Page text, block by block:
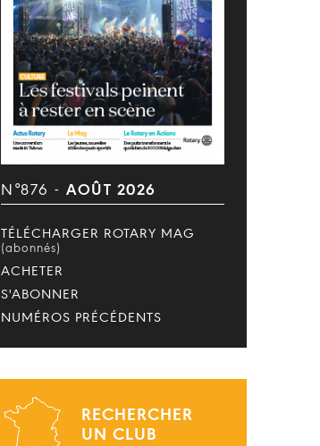
N°876 - AOÛT 2026
TÉLÉCHARGER ROTARY MAG
(abonnés)
ACHETER
S'ABONNER
NUMÉROS PRÉCÉDENTS
RECHERCHER
UN CLUB